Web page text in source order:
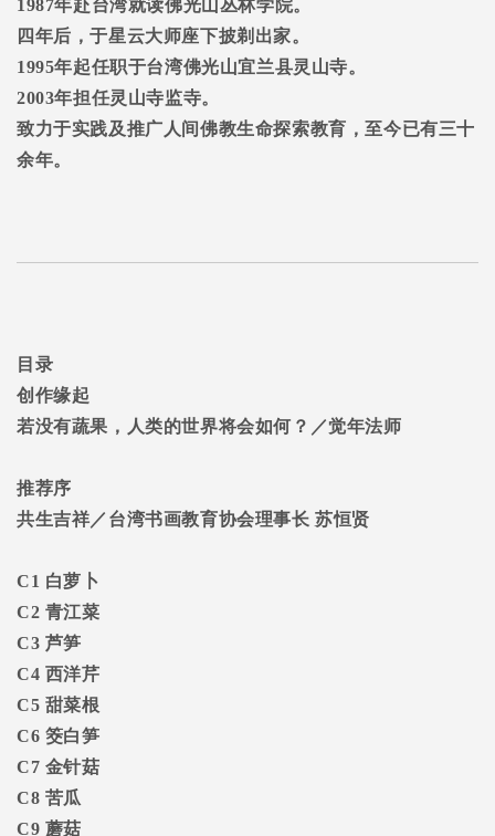
1987年赴台湾就读佛光山丛林学院。
四年后，于星云大师座下披剃出家。
1995年起任职于台湾佛光山宜兰县灵山寺。
2003年担任灵山寺监寺。
致力于实践及推广人间佛教生命探索教育，至今已有三十
余年。
目录
创作缘起
若没有蔬果，人类的世界将会如何？／觉年法师
推荐序
共生吉祥／台湾书画教育协会理事长 苏恒贤
C1 白萝卜
C2 青江菜
C3 芦笋
C4 西洋芹
C5 甜菜根
C6 筊白笋
C7 金针菇
C8 苦瓜
C9 蘑菇